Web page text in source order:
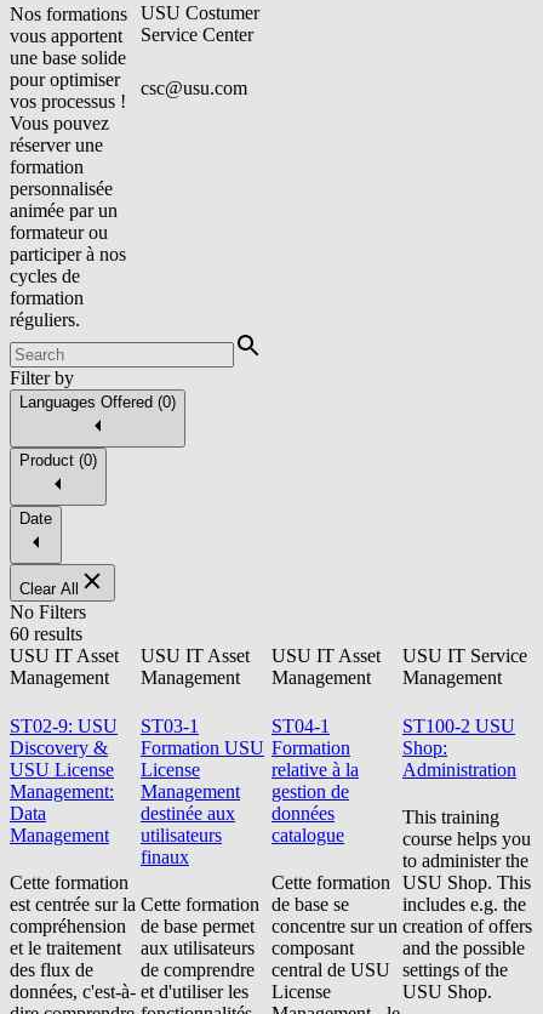
Nos formations
vous apportent
une base solide
pour optimiser
vos processus !
Vous pouvez
réserver une
formation
personnalisée
animée par un
formateur ou
participer à nos
cycles de
formation
réguliers.
USU Costumer
Service Center
csc@usu.com
Filter by
Languages Offered (0)
Product (0)
Date
Clear All
No Filters
60 results
USU IT Asset
Management
ST02-9: USU
Discovery &
USU License
Management:
Data
Management
Cette formation
est centrée sur la
compréhension
et le traitement
des flux de
données, c'est-à-
USU IT Asset
Management
ST03-1
Formation USU
License
Management
destinée aux
utilisateurs
finaux
Cette formation
de base permet
aux utilisateurs
de comprendre
et d'utiliser les
USU IT Asset
Management
ST04-1
Formation
relative à la
gestion de
données
catalogue
Cette formation
de base se
concentre sur un
composant
central de USU
License
USU IT Service
Management
ST100-2 USU
Shop:
Administration
This training
course helps you
to administer the
USU Shop. This
includes e.g. the
creation of offers
and the possible
settings of the
USU Shop.